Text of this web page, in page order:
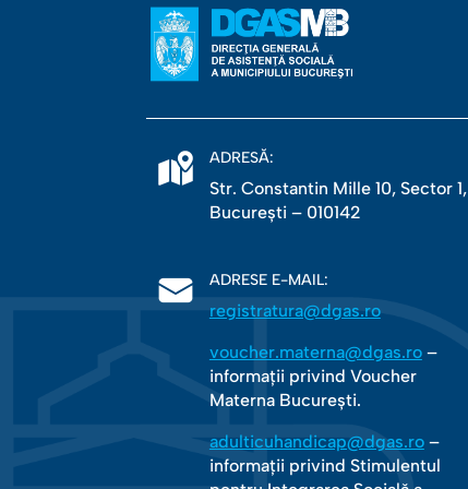
ADRESĂ:
Str. Constantin Mille 10, Sector 1,
Bucureşti – 010142
ADRESE E-MAIL:
registratura@dgas.ro
voucher.materna@dgas.ro–
informații privind Voucher
Materna București.
adulticuhandicap@dgas.ro–
informații privind Stimulentul